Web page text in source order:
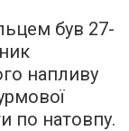
був 27-
напливу
по натовпу.